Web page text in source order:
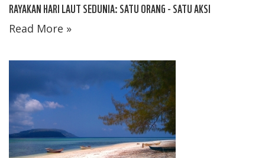
RAYAKAN HARI LAUT SEDUNIA: SATU ORANG - SATU AKSI
Read More »